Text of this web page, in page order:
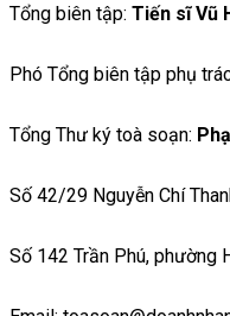
Tổng biên tập: Tiến sĩ Vũ
Phó Tổng biên tập phụ
Tổng Thư ký toà soạn:
Số 42/29 Nguyễn Chí
Số 142 Trần Phú, phường